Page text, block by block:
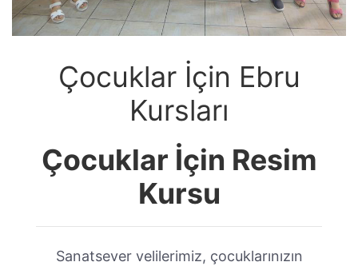
Çocuklar İçin Ebru
Kursları
Çocuklar İçin Resim
Kursu
Sanatsever velilerimiz, çocuklarınızın